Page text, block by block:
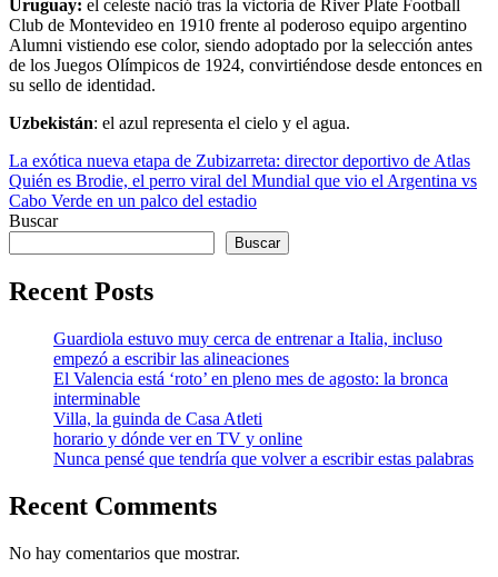
Uruguay: el celeste nació tras la victoria de River Plate Football
Club de Montevideo en 1910 frente al poderoso equipo argentino
Alumni vistiendo ese color, siendo adoptado por la selección antes
de los Juegos Olímpicos de 1924, convirtiéndose desde entonces en
su sello de identidad.
Uzbekistán: el azul representa el cielo y el agua.
Navegación
de
entradas
La exótica nueva etapa de Zubizarreta: director deportivo de Atlas
Quién es Brodie, el perro viral del Mundial que vio el Argentina vs
Cabo Verde en un palco del estadio
Buscar
Buscar
Recent Posts
Guardiola estuvo muy cerca de entrenar a Italia, incluso
empezó a escribir las alineaciones
El Valencia está ‘roto’ en pleno mes de agosto: la bronca
interminable
Villa, la guinda de Casa Atleti
horario y dónde ver en TV y online
Nunca pensé que tendría que volver a escribir estas palabras
Recent Comments
No hay comentarios que mostrar.